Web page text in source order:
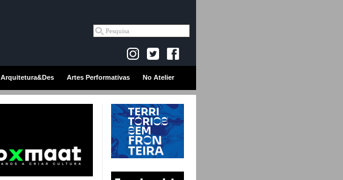
Arquitetura&Des Artes Performativas No Atelier